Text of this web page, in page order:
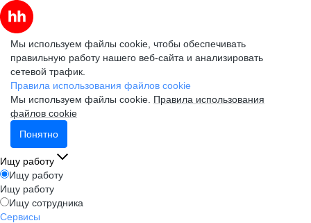
Мы используем файлы cookie, чтобы обеспечивать
правильную работу нашего веб-сайта и анализировать
сетевой трафик.
Правила использования файлов cookie
Мы используем файлы cookie. Правила использования
файлов cookie
Понятно
Ищу работу
Ищу работу
Ищу работу
Ищу сотрудника
Сервисы